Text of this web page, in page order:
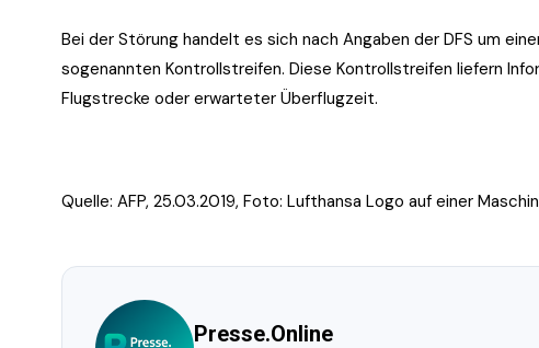
Bei der Störung handelt es sich nach Angaben der DFS um
sogenannten Kontrollstreifen. Diese Kontrollstreifen liefern
Flugstrecke oder erwarteter Überflugzeit.
Quelle: AFP, 25.03.2019, Foto: Lufthansa Logo auf einer
Presse.Online